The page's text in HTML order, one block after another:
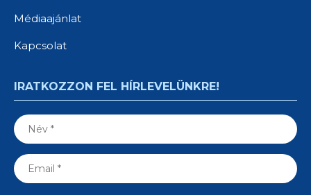
Médiaajánlat
Kapcsolat
IRATKOZZON FEL HÍRLEVELÜNKRE!